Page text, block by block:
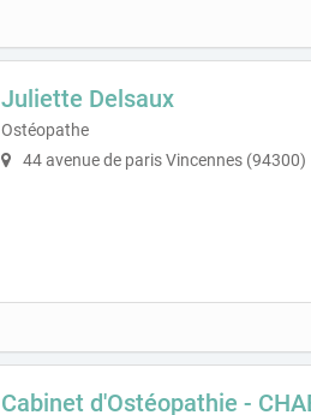
Juliette Delsaux
Ostéopathe
44 avenue de paris Vincennes (94300)
Cabinet d'Ostéopathie -